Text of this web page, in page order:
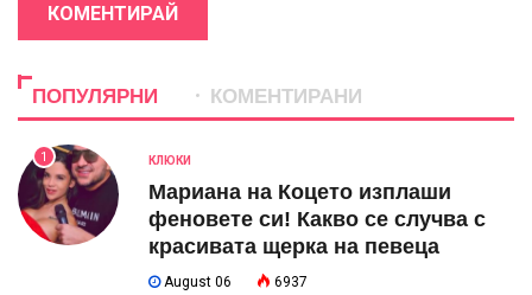
КОМЕНТИРАЙ
ПОПУЛЯРНИ КОМЕНТИРАНИ
1 КЛЮКИ
Мариана на Коцето изплаши
феновете си! Какво се случва с
красивата щерка на певеца
August 06 6937